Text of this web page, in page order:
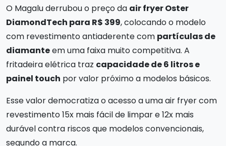
O Magalu derrubou o preço da air fryer Oster
DiamondTech para R$ 399, colocando o modelo
com revestimento antiaderente com partículas de
diamanteem uma faixa muito competitiva. A
fritadeira elétrica traz capacidade de 6 litros e
painel touch por valor próximo a modelos básicos.
Esse valor democratiza o acesso a uma air fryer com
revestimento 15x mais fácil de limpar e 12x mais
durável contra riscos que modelos convencionais,
segundo a marca.